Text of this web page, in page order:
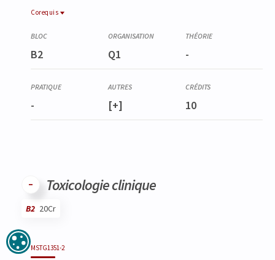
Corequis
Corequis
Stage : Pharmacognosie
B2 Q1 -
- [+] 10
Toxicologie clinique
B2 20Cr
Code
Détails
Bloc
Organisation
Théorie
Pratique
Autres
Crédits
MSTG1351-2